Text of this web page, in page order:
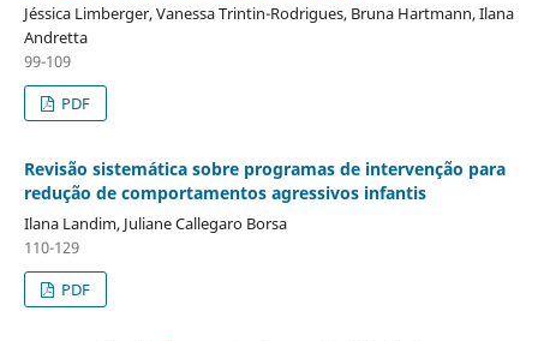
Jéssica Limberger, Vanessa Trintin-Rodrigues, Bruna Hartmann, Ilana
Andretta
99-109
PDF
Revisão sistemática sobre programas de intervenção para
redução de comportamentos agressivos infantis
Ilana Landim, Juliane Callegaro Borsa
110-129
PDF